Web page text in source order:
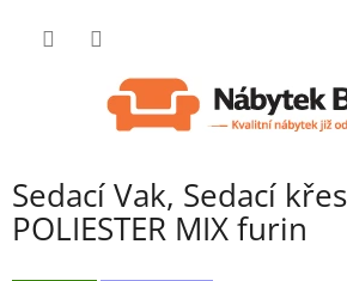
Sedací Vak, Sedací
POLIESTER MIX furin